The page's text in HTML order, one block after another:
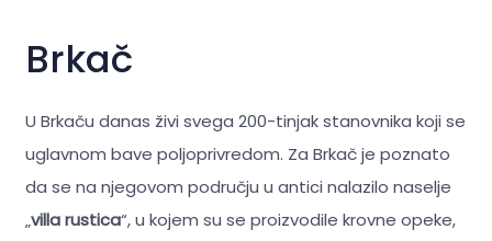
Brkač
U Brkaču danas živi svega 200-tinjak stanovnika koji se
uglavnom bave poljoprivredom. Za Brkač je poznato
da se na njegovom području u antici nalazilo naselje
„villa rustica“, u kojem su se proizvodile krovne opeke,